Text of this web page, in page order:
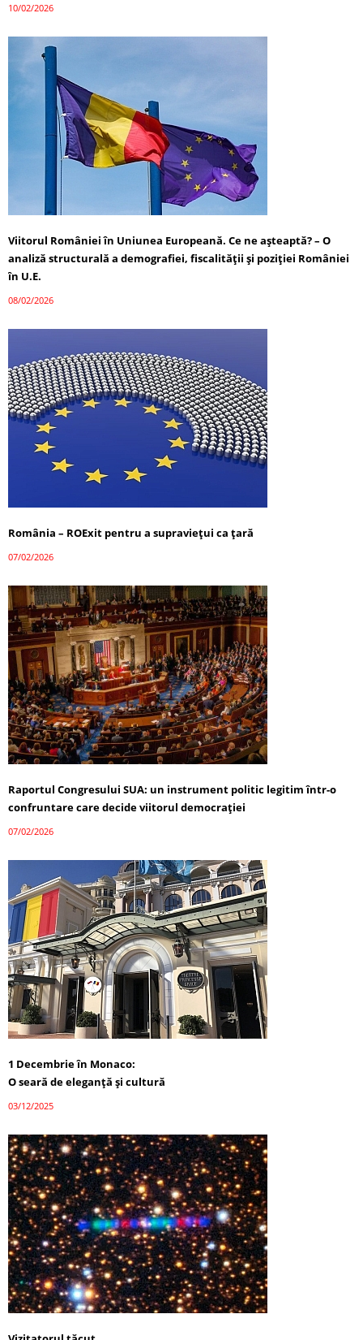
10/02/2026
Viitorul României în Uniunea Europeană. Ce ne așteaptă? – O
analiză structurală a demografiei, fiscalității și poziției României
în U.E.
08/02/2026
România – ROExit pentru a supraviețui ca țară
07/02/2026
Raportul Congresului SUA: un instrument politic legitim într-o
confruntare care decide viitorul democrației
07/02/2026
1 Decembrie în Monaco:
O seară de eleganță și cultură
03/12/2025